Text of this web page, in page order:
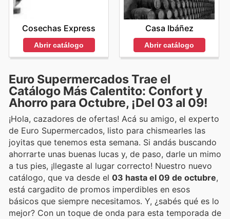
Cosechas Express
Abrir catálogo
Casa Ibáñez
Abrir catálogo
Euro Supermercados Trae el
Catálogo Más Calentito: Confort y
Ahorro para Octubre, ¡Del 03 al 09!
¡Hola, cazadores de ofertas! Acá su amigo, el experto
de Euro Supermercados, listo para chismearles las
joyitas que tenemos esta semana. Si andás buscando
ahorrarte unas buenas lucas y, de paso, darle un mimo
a tus pies, ¡llegaste al lugar correcto! Nuestro nuevo
catálogo, que va desde el 03 hasta el 09 de octubre,
está cargadito de promos imperdibles en esos
básicos que siempre necesitamos. Y, ¿sabés qué es lo
mejor? Con un toque de onda para esta temporada de